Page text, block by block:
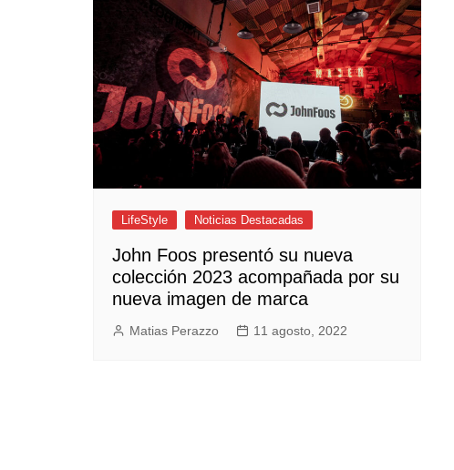
Empresas y Negocios
Automotos
Espectáculos
Trendy News
LifeStyle
Negocios
LifeStyle Noticias Destacadas
John Foos presentó su nueva
colección 2023 acompañada por su
nueva imagen de marca
Matias Perazzo 11 agosto, 2022